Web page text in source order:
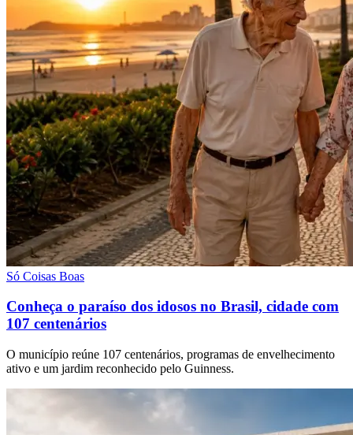
Só Coisas Boas
Conheça o paraíso dos idosos no Brasil, cidade com
107 centenários
O município reúne 107 centenários, programas de envelhecimento
ativo e um jardim reconhecido pelo Guinness.